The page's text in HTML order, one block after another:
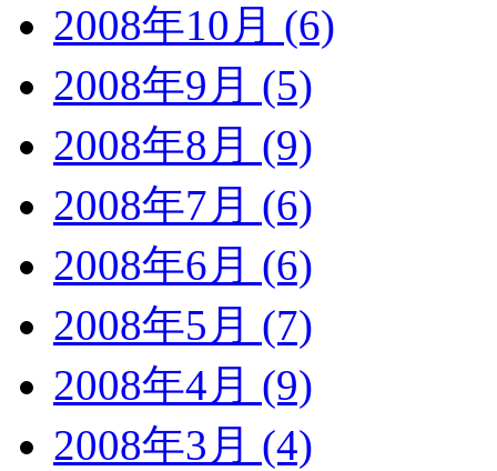
2008年10月 (6)
2008年9月 (5)
2008年8月 (9)
2008年7月 (6)
2008年6月 (6)
2008年5月 (7)
2008年4月 (9)
2008年3月 (4)